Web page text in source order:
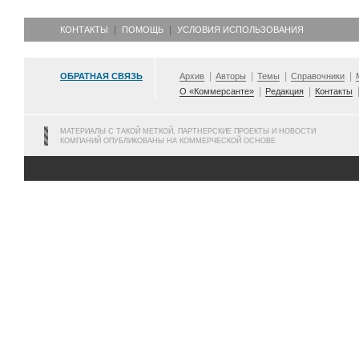
КОНТАКТЫ ПОМОЩЬ УСЛОВИЯ ИСПОЛЬЗОВАНИЯ
ОБРАТНАЯ СВЯЗЬ Архив Авторы Темы Справочники
О «Коммерсанте»
Редакция Контакты
МАТЕРИАЛЫ С ТАКОЙ МЕТКОЙ, ПАРТНЕРСКИЕ ПРОЕКТЫ И НОВОСТИ
КОМПАНИЙ ОПУБЛИКОВАНЫ НА КОММЕРЧЕСКОЙ ОСНОВЕ